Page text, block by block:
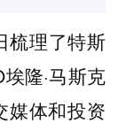
梳理了特斯
隆·马斯克
媒体和投资